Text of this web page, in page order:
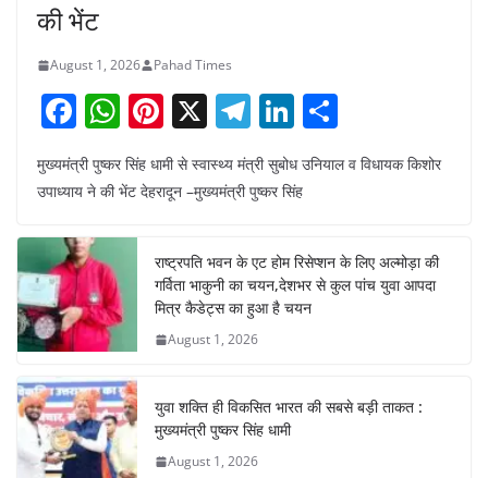
की भेंट
August 1, 2026 Pahad Times
F
a
c
b
o
o
k
W
h
at
A
p
p
Pi
nt
er
e
st
X T
el
e
gr
a
m
Li
n
k
dI
n
ar
मुख्यमंत्री पुष्कर सिंह धामी से स्वास्थ्य मंत्री सुबोध उनियाल व विधायक किशोर
उपाध्याय ने की भेंट देहरादून –मुख्यमंत्री पुष्कर सिंह
राष्ट्रपति भवन के एट होम रिसेप्शन के लिए अल्मोड़ा की
गर्विता भाकुनी का चयन,देशभर से कुल पांच युवा आपदा
मित्र कैडेट्स का हुआ है चयन
August 1, 2026
युवा शक्ति ही विकसित भारत की सबसे बड़ी ताकत :
मुख्यमंत्री पुष्कर सिंह धामी
August 1, 2026